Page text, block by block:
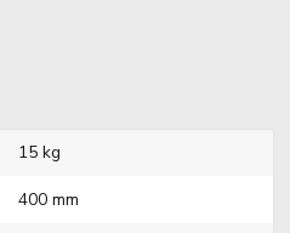
15 kg
400 mm